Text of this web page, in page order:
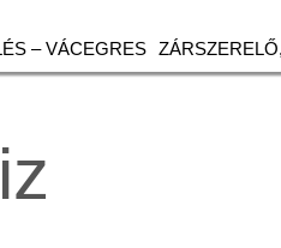
– VÁCEGRES